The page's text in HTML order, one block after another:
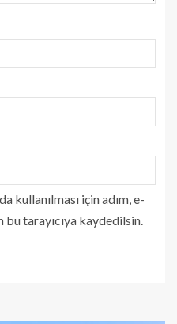
kullanılması için adım, e-
tarayıcıya kaydedilsin.